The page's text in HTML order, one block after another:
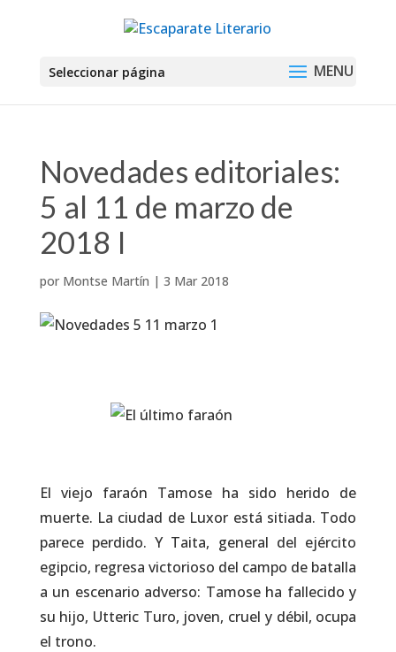
Seleccionar página
Novedades editoriales:
5 al 11 de marzo de
2018 I
por Montse Martín | 3 Mar 2018
El viejo faraón Tamose ha sido herido de
muerte. La ciudad de Luxor está sitiada. Todo
parece perdido. Y Taita, general del ejército
egipcio, regresa victorioso del campo de batalla
a un escenario adverso: Tamose ha fallecido y
su hijo, Utteric Turo, joven, cruel y débil, ocupa
el trono.